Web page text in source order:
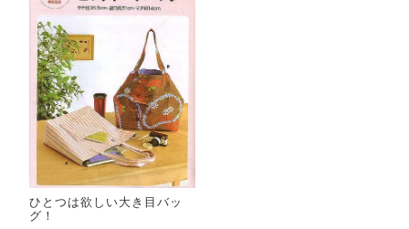
ひとつは欲しい大き目バッ
グ！